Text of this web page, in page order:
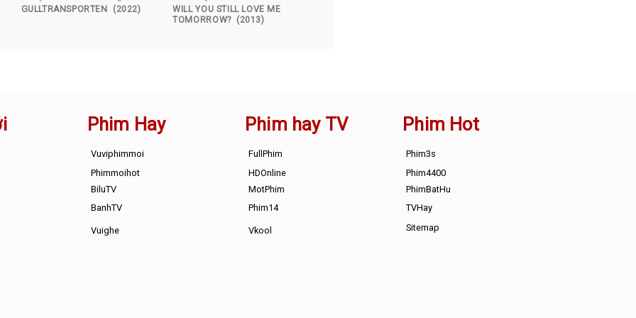
GULLTRANSPORTEN (2022)
WILL YOU STILL LOVE ME
TOMORROW? (2013)
Phim Hay
Vuviphimmoi
Phimmoihot
BiluTV
BanhTV
Vuighe
Phim hay TV
FullPhim
HDOnline
MotPhim
Phim14
Vkool
Phim Hot
Phim3s
Phim4400
PhimBatHu
TVHay
Sitemap